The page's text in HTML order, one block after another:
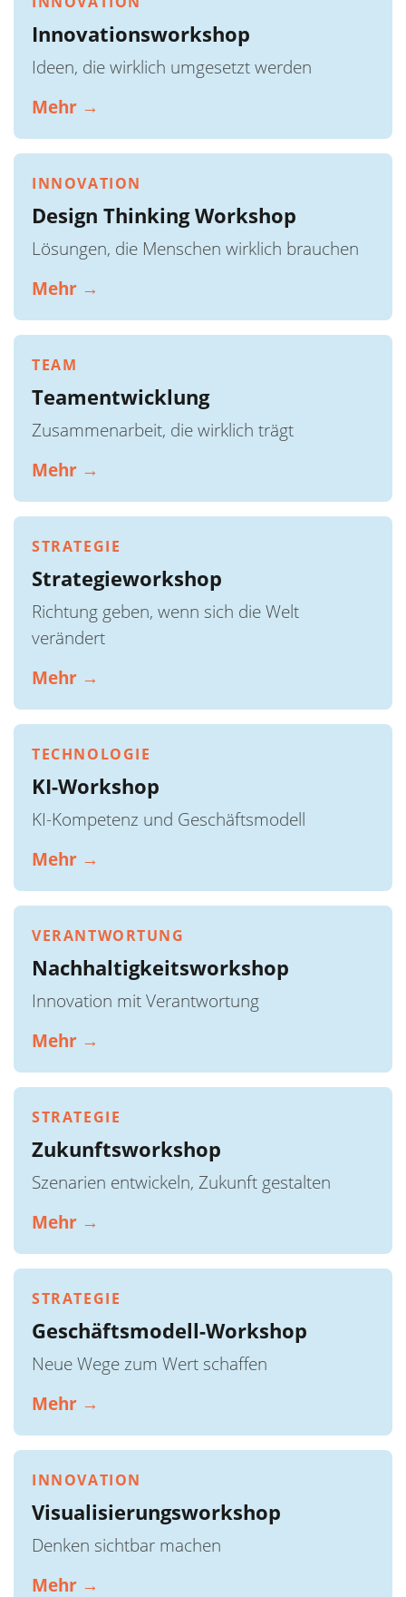
Innovationsworkshop
Ideen, die wirklich umgesetzt werden
Mehr →
INNOVATION
Design Thinking Workshop
Lösungen, die Menschen wirklich brauchen
Mehr →
TEAM
Teamentwicklung
Zusammenarbeit, die wirklich trägt
Mehr →
STRATEGIE
Strategieworkshop
Richtung geben, wenn sich die Welt
verändert
Mehr →
TECHNOLOGIE
KI-Workshop
KI-Kompetenz und Geschäftsmodell
Mehr →
VERANTWORTUNG
Nachhaltigkeitsworkshop
Innovation mit Verantwortung
Mehr →
STRATEGIE
Zukunftsworkshop
Szenarien entwickeln, Zukunft gestalten
Mehr →
STRATEGIE
Geschäftsmodell-Workshop
Neue Wege zum Wert schaffen
Mehr →
INNOVATION
Visualisierungsworkshop
Denken sichtbar machen
Mehr →